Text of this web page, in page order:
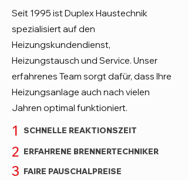
Seit 1995 ist Duplex Haustechnik
spezialisiert auf den
Heizungskundendienst,
Heizungstausch und Service. Unser
erfahrenes Team sorgt dafür, dass Ihre
Heizungsanlage auch nach vielen
Jahren optimal funktioniert.
1 SCHNELLE REAKTIONSZEIT
2 ERFAHRENE BRENNERTECHNIKER
3 FAIRE PAUSCHALPREISE